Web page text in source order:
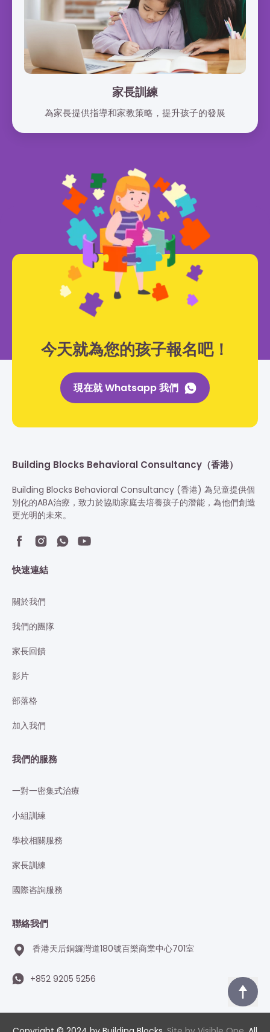
家長訓練
為家長提供指導和家教策略，提升孩子的發展
今天就為您的孩子報名吧！
現在就 Whatsapp 我們
Building Blocks Behavioral Consultancy（香港）
Building Blocks Behavioral Consultancy (香港) 為兒童提供個
別化的ABA治療，致力於協助家庭去培養孩子的潛能，為他們創造
更光明的未來。
快速連結
關於我們
我們的團隊
家長回饋
影片
部落格
加入我們
我們的服務
一對一密集式治療
小組訓練
學校相關服務
家長訓練
國際咨詢服務
聯絡我們
香港天后銅鑼灣道180號百樂商業中心701室
+852 9205 5256